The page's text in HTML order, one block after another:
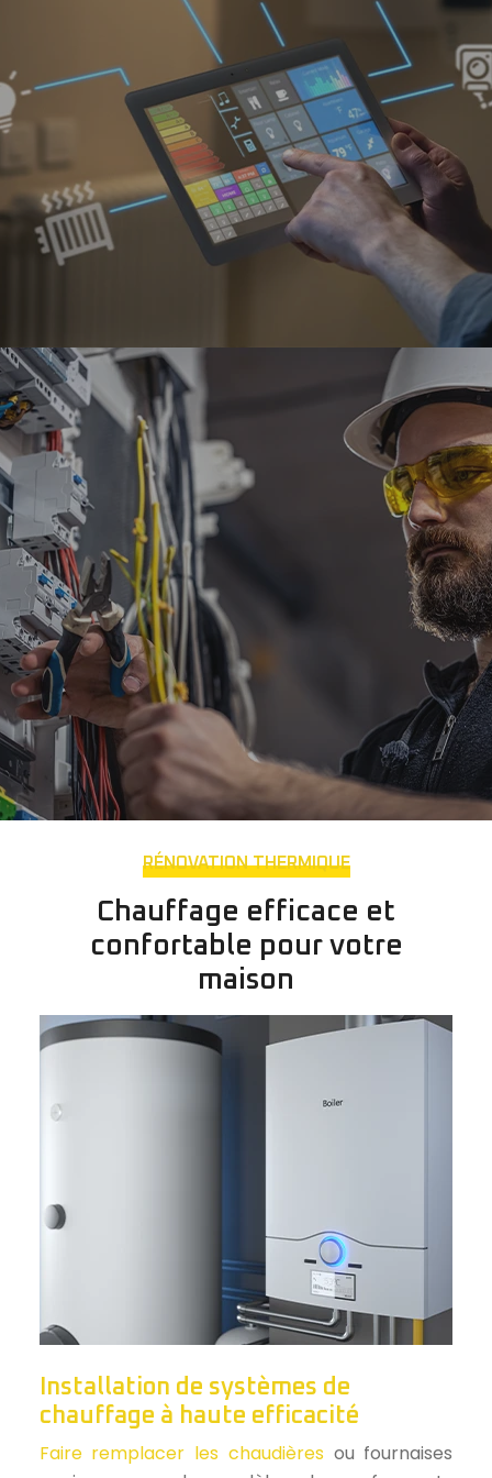
RÉNOVATION THERMIQUE
Chauffage efficace et
confortable pour votre
maison
Installation de systèmes de
chauffage à haute efficacité
Faire remplacer les chaudièresou fournaises